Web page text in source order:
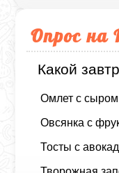
Опрос на
Какой
Омлет с сыром
Овсянка с
Тосты с